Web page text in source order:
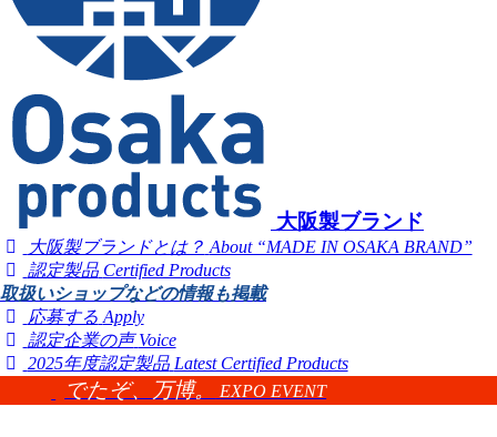
大阪製ブランド
大阪製ブランドとは？ About “MADE IN OSAKA BRAND”
認定製品 Certified Products
取扱いショップなどの情報も掲載
応募する Apply
認定企業の声 Voice
2025年度認定製品 Latest Certified Products
でたぞ、万博。 EXPO EVENT